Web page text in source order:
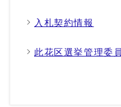
入札契約情報
此花区選挙管理委